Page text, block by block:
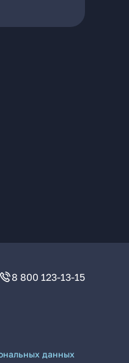
8 800 123-13-15
данных